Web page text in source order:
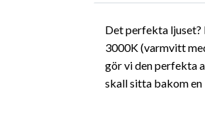
Det perfekta ljuset?
3000K (varmvitt
gör vi den perfekta
skall sitta bakom en